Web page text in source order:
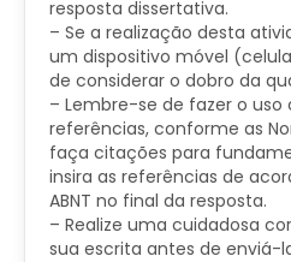
resposta dissertativa.
– Se a realização desta
um dispositivo móvel
de considerar o dobro da
– Lembre-se de fazer o
referências, conforme as
faça citações para
insira as referências de
ABNT no final da resposta.
– Realize uma cuidadosa
sua escrita antes de enviá-